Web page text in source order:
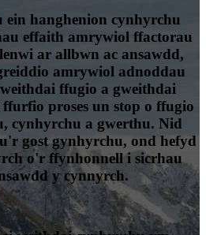
hanghenion cynhyrchu
effaith amrywiol ffactorau
ar allbwn ac ansawdd,
amrywiol adnoddau
ffugio a gweithdai
proses un stop o ffugio
cynhyrchu a gwerthu. Nid
gost gynhyrchu, ond hefyd
o'r ffynhonnell i sicrhau
y cynnyrch.